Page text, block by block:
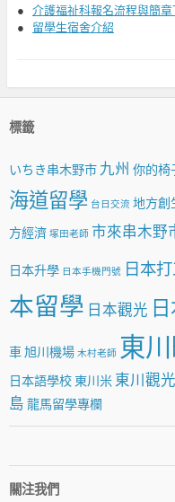
● 介護福祉科報名流程與簡
● 留學生宿舍介紹
標籤
いちき串木野市 九州 你的椅
海道留學 台日交流 地方創
方經濟 塚田老師 市來串木野
日本升學 日本手機門號 日本
本留學 日本觀光
車旭川機場 木村老師 東
日本語學校 東川米 東川觀光
島 龍馬留學專欄
關注我們